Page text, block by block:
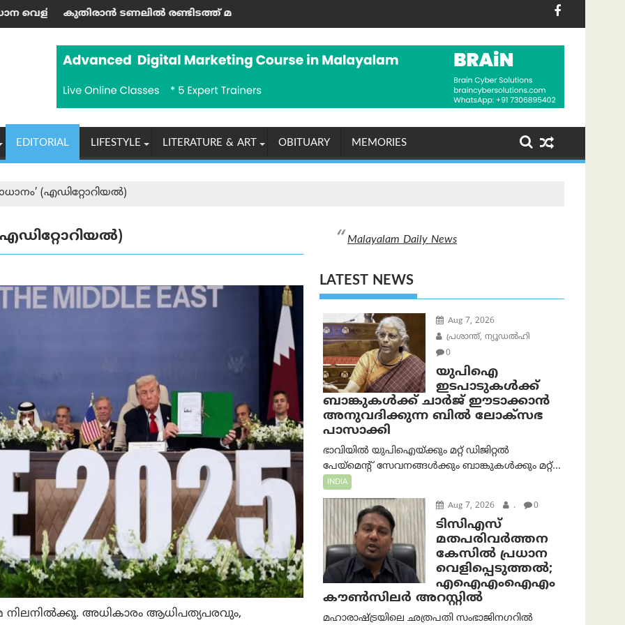
എഐഎംഐഎം കൗൺസിലർ അറസ്റ്റിൽ
രണ്ടിടത്ത് മണ്ണിടിച്ചിൽ; കനത്ത മഴ ആശങ്ക ഉയർത്തുന്നുഅദ്ധ്യാപകരുള്‍പ്പെട്ട വടകര എംഡി‌എം‌എ കേസില്‍ നിര്‍ണ്ണായക ഡിജിറ്റല്‍
രാശിഫലം (07-08-2026
EDITORIAL LIFESTYLE LITERATURE & ART OBITUARY MEMORIES
(എഡിറ്റോറിയല്‍)
(എഡിറ്റോറിയല്‍)
നിലനിൽക്കൂ. അധികാരം ആധിപത്യപരവും,
Malayalam Daily News
LATEST NEWS
Aug 7, 2026
പ്രശാന്ത്, ന്യൂഡല്‍ഹി
0
യുപിഐ
ഇടപാടുകൾക്ക്
ബാങ്കുകൾക്ക് ചാർജ് ഈടാക്കാൻ
അനുവദിക്കുന്ന ബിൽ ലോക്‌സഭ
പാസാക്കി
ഭാവിയിൽ യുപിഐയ്ക്കും മറ്റ് ഡിജിറ്റൽ
പേയ്‌മെന്റ് സേവനങ്ങൾക്കും ബാങ്കുകൾക്കും മറ്റ്...
INDIA
Aug 7, 2026 . 0
ടിസിഎസ്
മതപരിവർത്തന
കേസിൽ പ്രധാന
വെളിപ്പെടുത്തൽ;
എഐഎംഐഎം
കൗൺസിലർ അറസ്റ്റിൽ
മഹാരാഷ്ട്രയിലെ ഛത്രപതി സംഭാജിനഗറിൽ